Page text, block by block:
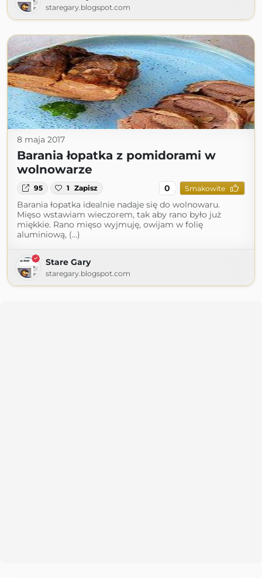
staregary.blogspot.com
8 maja 2017
Barania łopatka z pomidorami w
wolnowarze
95 1 Zapisz 0 Smakowite
Barania łopatka idealnie nadaje się do wolnowaru.
Mięso wstawiam wieczorem, tak aby rano było już
miękkie. Rano mięso wyjmuję, owijam w folię
aluminiową, (...)
Stare Gary
staregary.blogspot.com